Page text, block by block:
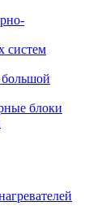
систем
блоки